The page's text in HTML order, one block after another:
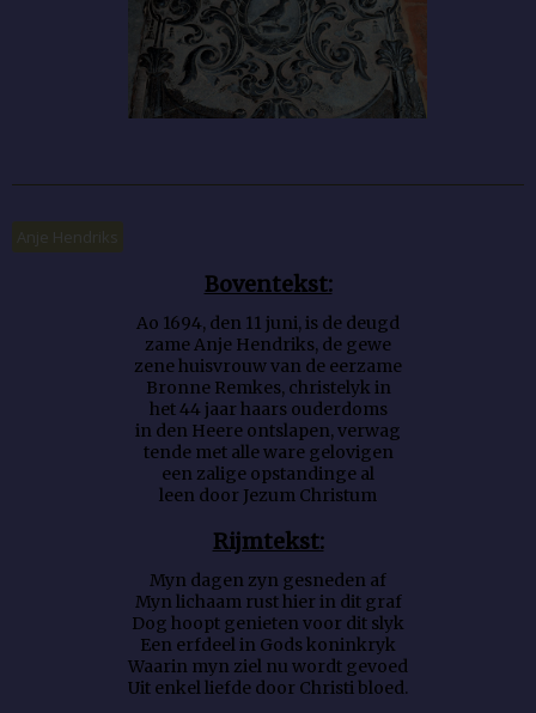
Anje Hendriks
Boventekst:
Ao 1694, den 11 juni, is de deugd
zame Anje Hendriks, de gewe
zene huisvrouw van de eerzame
Bronne Remkes, christelyk in
het 44 jaar haars ouderdoms
in den Heere ontslapen, verwag
tende met alle ware gelovigen
een zalige opstandinge al
leen door Jezum Christum
Rijmtekst:
Myn dagen zyn gesneden af
Myn lichaam rust hier in dit graf
Dog hoopt genieten voor dit slyk
Een erfdeel in Gods koninkryk
Waarin myn ziel nu wordt gevoed
Uit enkel liefde door Christi bloed.